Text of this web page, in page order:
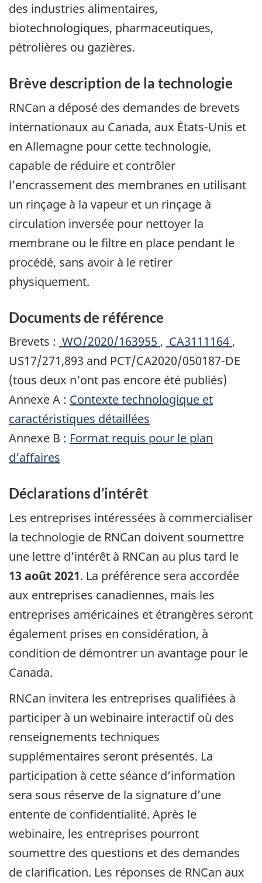
des industries alimentaires,
biotechnologiques, pharmaceutiques,
pétrolières ou gazières.
Brève description de la technologie
RNCan a déposé des demandes de brevets
internationaux au Canada, aux États-Unis et
en Allemagne pour cette technologie,
capable de réduire et contrôler
l’encrassement des membranes en utilisant
un rinçage à la vapeur et un rinçage à
circulation inversée pour nettoyer la
membrane ou le filtre en place pendant le
procédé, sans avoir à le retirer
physiquement.
Documents de référence
Brevets : WO/2020/163955 , CA3111164 ,
US17/271,893 and PCT/CA2020/050187-DE
(tous deux n’ont pas encore été publiés)
Annexe A : Contexte technologique et
caractéristiques détaillées
Annexe B : Format requis pour le plan
d’affaires
Déclarations d’intérêt
Les entreprises intéressées à commercialiser
la technologie de RNCan doivent soumettre
une lettre d’intérêt à RNCan au plus tard le
13 août 2021. La préférence sera accordée
aux entreprises canadiennes, mais les
entreprises américaines et étrangères seront
également prises en considération, à
condition de démontrer un avantage pour le
Canada.
RNCan invitera les entreprises qualifiées à
participer à un webinaire interactif où des
renseignements techniques
supplémentaires seront présentés. La
participation à cette séance d’information
sera sous réserve de la signature d’une
entente de confidentialité. Après le
webinaire, les entreprises pourront
soumettre des questions et des demandes
de clarification. Les réponses de RNCan aux